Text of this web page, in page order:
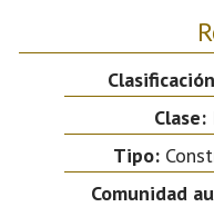
Clase:
Tipo:
Comunidad